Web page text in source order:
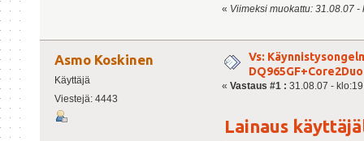
« Viimeksi muokattu: 31.08.07
Asmo Koskinen
Käyttäjä
Viestejä: 4443
Vs:
DQ965GF+Core2Duo
« Vastaus #1 : 31.08.07 -
Lainaus